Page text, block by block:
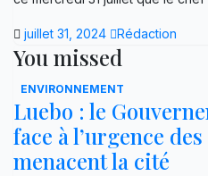
juillet 31, 2024 Rédaction
You missed
ENVIRONNEMENT
Luebo : le
face à l’urgence
menacent la cité